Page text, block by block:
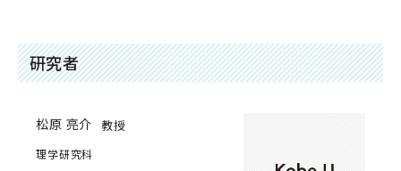
研究者
松原 亮介 教授
理学研究科